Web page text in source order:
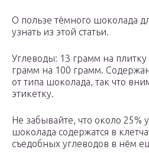
О пользе тёмного шоколада
узнать из этой статьи.
Углеводы: 13 грамм на
грамм на 100 грамм.
от типа шоколада, так что
этикетку.
Не забывайте, что около 25%
шоколада содержатся в
съедобных углеводов в нём